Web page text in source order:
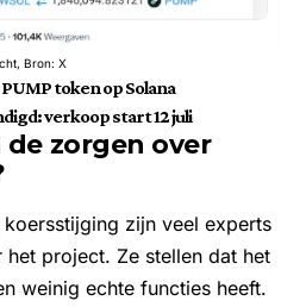
Bron: X
PUMP token op Solana
verkoop start 12 juli
de zorgen over
koersstijging zijn veel experts
het project. Ze stellen dat het
weinig echte functies heeft.